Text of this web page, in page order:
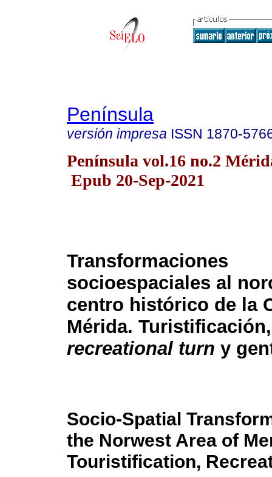
Península
versión impresa ISSN 1870-
Península vol.16 no.2
Epub 20-Sep-2021
Transformaciones
socioespaciales al
centro histórico de la
Mérida. Turistificación,
recreational turn y
Socio-Spatial
the Norwest Area of
Touristification,